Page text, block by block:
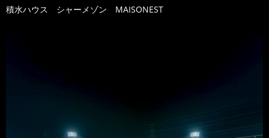
積水ハウス シャーメゾン MAISONEST